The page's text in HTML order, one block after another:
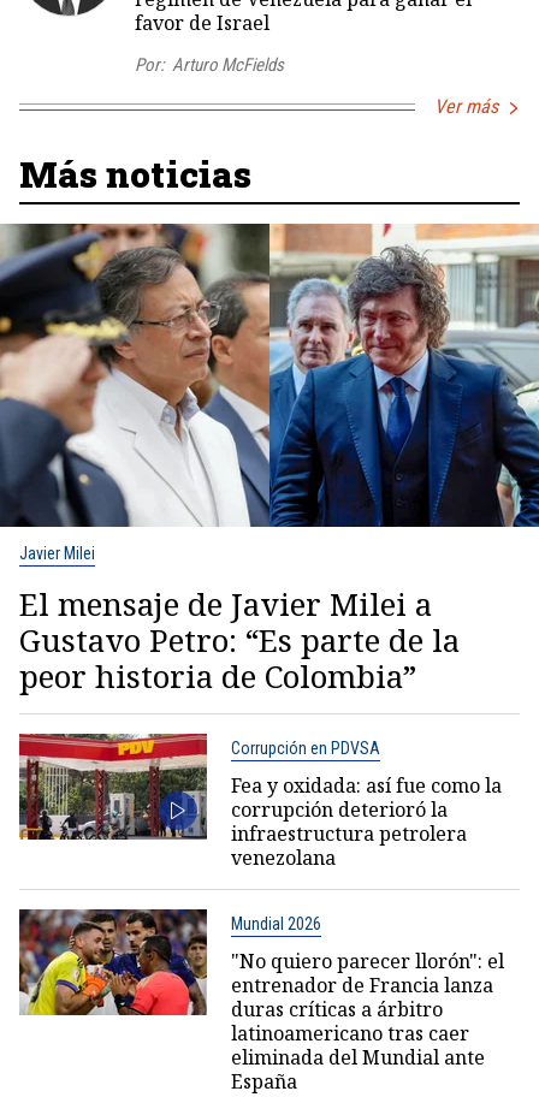
favor de Israel
Por: Arturo McFields
Ver más
Más noticias
Javier Milei
El mensaje de Javier Milei a
Gustavo Petro: “Es parte de la
peor historia de Colombia”
Corrupción en PDVSA
Fea y oxidada: así fue como la
corrupción deterioró la
infraestructura petrolera
venezolana
Mundial 2026
"No quiero parecer llorón": el
entrenador de Francia lanza
duras críticas a árbitro
latinoamericano tras caer
eliminada del Mundial ante
España